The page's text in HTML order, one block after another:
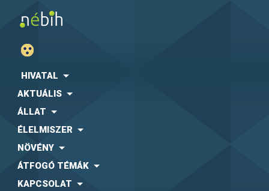
HIVATAL
AKTUÁLIS
ÁLLAT
ÉLELMISZER
NÖVÉNY
ÁTFOGÓ TÉMÁK
KAPCSOLAT